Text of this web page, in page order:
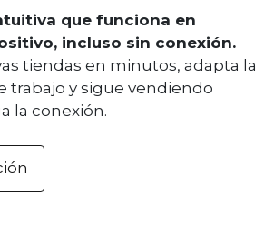
que funciona en
incluso sin conexión.
tiendas en minutos, adapta la
trabajo y sigue vendiendo
la conexión.